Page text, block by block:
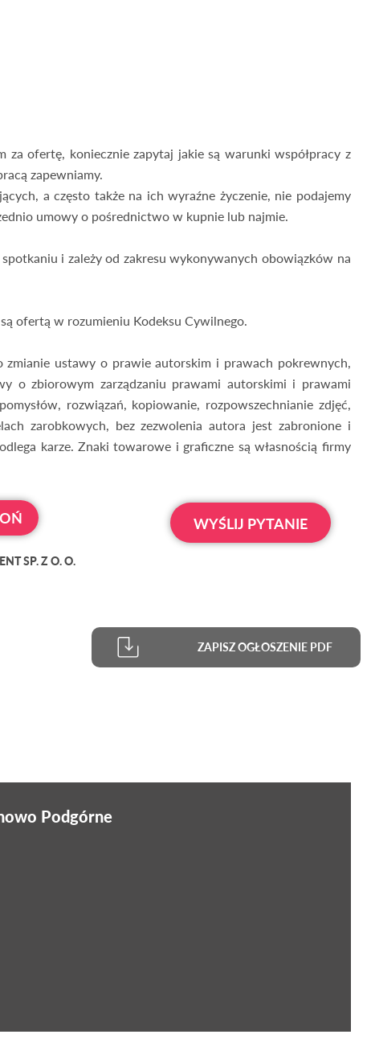
za ofertę, koniecznie zapytaj jakie są warunki współpracy z
zapewniamy.
a często także na ich wyraźne życzenie, nie podajemy
umowy o pośrednictwo w kupnie lub najmie.
i zależy od zakresu wykonywanych obowiązków na
ofertą w rozumieniu Kodeksu Cywilnego.
ustawy o prawie autorskim i prawach pokrewnych,
o zbiorowym zarządzaniu prawami autorskimi i prawami
rozwiązań, kopiowanie, rozpowszechnianie zdjęć,
zarobkowych, bez zezwolenia autora jest zabronione i
karze. Znaki towarowe i graficzne są własnością firmy
WYŚLIJ PYTANIE
SP. Z O. O.
ZAPISZ OGŁOSZENIE PDF
Podgórne